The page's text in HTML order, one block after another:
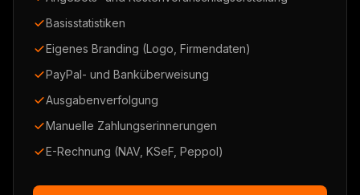
Basisstatistiken
Eigenes Branding (Logo, Firmendaten)
PayPal- und Banküberweisung
Ausgabenverfolgung
Manuelle Zahlungserinnerungen
E-Rechnung (NAV, KSeF, Peppol)